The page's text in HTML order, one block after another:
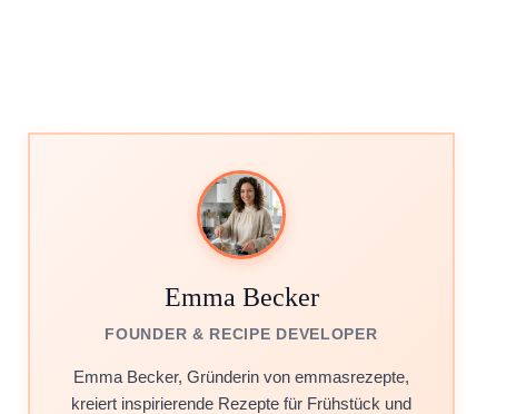
Emma Becker
FOUNDER & RECIPE DEVELOPER
Emma Becker, Gründerin von emmasrezepte,
kreiert inspirierende Rezepte für Frühstück und